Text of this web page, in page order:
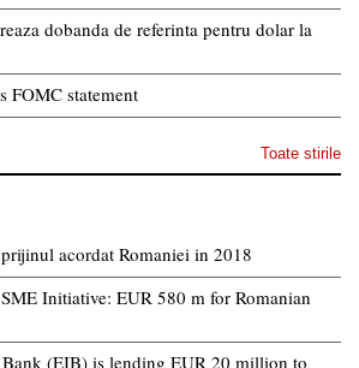
dobanda de referinta pentru dolar la
FOMC statement
Toate stirile
acordat Romaniei in 2018
Initiative: EUR 580 m for Romanian
(EIB) is lending EUR 20 million to